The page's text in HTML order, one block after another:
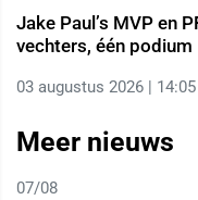
Jake Paul’s MVP en
vechters, één podium
03 augustus 2026 | 14:05
Meer nieuws
07/08